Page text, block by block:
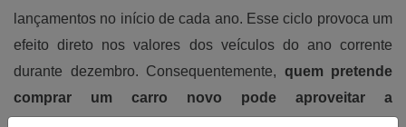
lançamentos no início de cada ano. Esse ciclo provoca um
efeito direto nos valores dos veículos do ano corrente
durante dezembro. Consequentemente, quem pretende
comprar um carro novo pode aproveitar a